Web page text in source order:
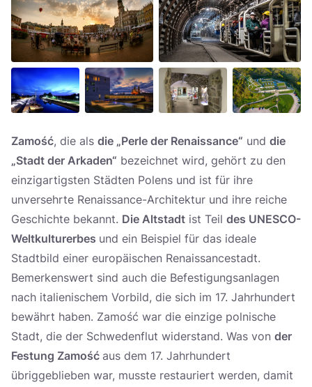
Zamość, die als die „Perle der Renaissance“ und die
„Stadt der Arkaden“ bezeichnet wird, gehört zu den
einzigartigsten Städten Polens und ist für ihre
unversehrte Renaissance-Architektur und ihre reiche
Geschichte bekannt. Die Altstadt ist Teil des UNESCO-
Weltkulturerbes und ein Beispiel für das ideale
Stadtbild einer europäischen Renaissancestadt.
Bemerkenswert sind auch die Befestigungsanlagen
nach italienischem Vorbild, die sich im 17. Jahrhundert
bewährt haben. Zamość war die einzige polnische
Stadt, die der Schwedenflut widerstand. Was von der
Festung Zamość aus dem 17. Jahrhundert
übriggeblieben war, musste restauriert werden, damit